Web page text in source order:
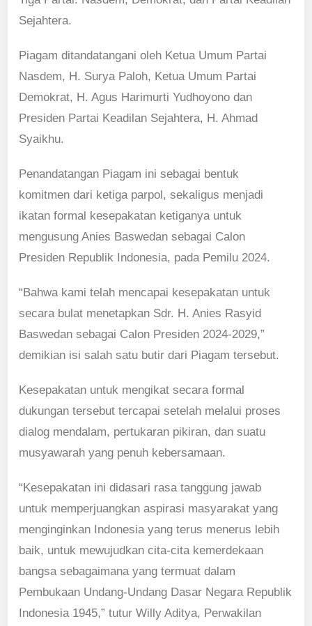
Sejahtera.
Piagam ditandatangani oleh Ketua Umum Partai
Nasdem, H. Surya Paloh, Ketua Umum Partai
Demokrat, H. Agus Harimurti Yudhoyono dan
Presiden Partai Keadilan Sejahtera, H. Ahmad
Syaikhu.
Penandatangan Piagam ini sebagai bentuk
komitmen dari ketiga parpol, sekaligus menjadi
ikatan formal kesepakatan ketiganya untuk
mengusung Anies Baswedan sebagai Calon
Presiden Republik Indonesia, pada Pemilu 2024.
“Bahwa kami telah mencapai kesepakatan untuk
secara bulat menetapkan Sdr. H. Anies Rasyid
Baswedan sebagai Calon Presiden 2024-2029,”
demikian isi salah satu butir dari Piagam tersebut.
Kesepakatan untuk mengikat secara formal
dukungan tersebut tercapai setelah melalui proses
dialog mendalam, pertukaran pikiran, dan suatu
musyawarah yang penuh kebersamaan.
“Kesepakatan ini didasari rasa tanggung jawab
untuk memperjuangkan aspirasi masyarakat yang
menginginkan Indonesia yang terus menerus lebih
baik, untuk mewujudkan cita-cita kemerdekaan
bangsa sebagaimana yang termuat dalam
Pembukaan Undang-Undang Dasar Negara Republik
Indonesia 1945,” tutur Willy Aditya, Perwakilan